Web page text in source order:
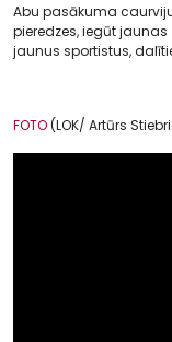
Abu pasākuma
pieredzes, iegūt
jaunus sportistus,
FOTO(LOK/ Artūrs